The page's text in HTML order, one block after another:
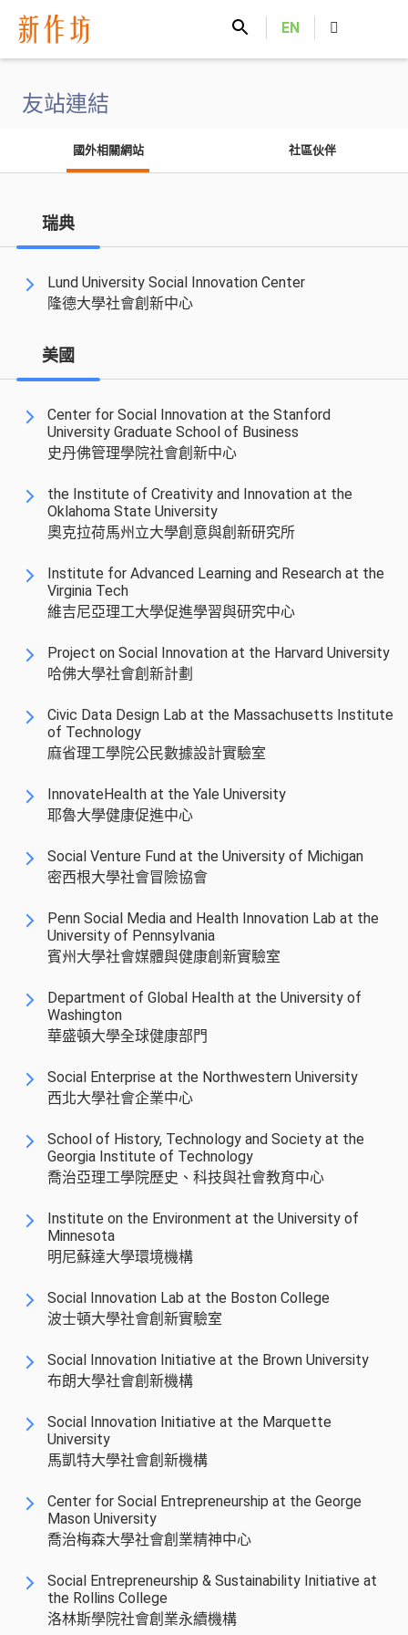
EN
友站連結
國外相關網站 社區伙伴
瑞典
Lund University Social Innovation Center
隆德大學社會創新中心
美國
Center for Social Innovation at the Stanford
University Graduate School of Business
史丹佛管理學院社會創新中心
the Institute of Creativity and Innovation at the
Oklahoma State University
奧克拉荷馬州立大學創意與創新研究所
Institute for Advanced Learning and Research at the
Virginia Tech
維吉尼亞理工大學促進學習與研究中心
Project on Social Innovation at the Harvard University
哈佛大學社會創新計劃
Civic Data Design Lab at the Massachusetts Institute
of Technology
麻省理工學院公民數據設計實驗室
InnovateHealth at the Yale University
耶魯大學健康促進中心
Social Venture Fund at the University of Michigan
密西根大學社會冒險協會
Penn Social Media and Health Innovation Lab at the
University of Pennsylvania
賓州大學社會媒體與健康創新實驗室
Department of Global Health at the University of
Washington
華盛頓大學全球健康部門
Social Enterprise at the Northwestern University
西北大學社會企業中心
School of History, Technology and Society at the
Georgia Institute of Technology
喬治亞理工學院歷史、科技與社會教育中心
Institute on the Environment at the University of
Minnesota
明尼蘇達大學環境機構
Social Innovation Lab at the Boston College
波士頓大學社會創新實驗室
Social Innovation Initiative at the Brown University
布朗大學社會創新機構
Social Innovation Initiative at the Marquette
University
馬凱特大學社會創新機構
Center for Social Entrepreneurship at the George
Mason University
喬治梅森大學社會創業精神中心
Social Entrepreneurship & Sustainability Initiative at
the Rollins College
洛林斯學院社會創業永續機構